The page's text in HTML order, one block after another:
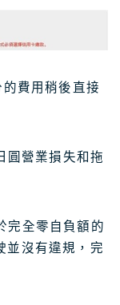
費用稍後直接
圓營業損失和拖
完全零自負額的
並沒有違規，完